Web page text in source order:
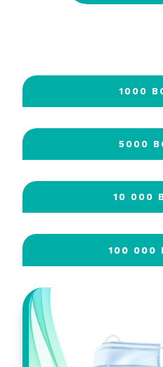
1000
5000
10 000
100 000